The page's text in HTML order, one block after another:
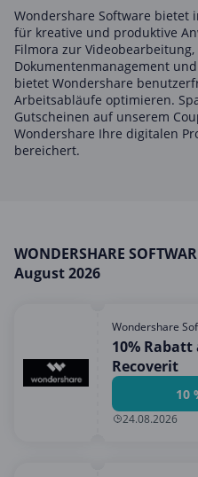
Foto, Druck & Büro
Gaming & Spielzeug
Garten, Haushalt & Tiere
Gesundheit & Beauty
Hotels & Unterkünfte
Mobilfunk & Internet
Sonstiges
Sport & Freizeit
Wondershare Software bietet
für kreative und produktive
Filmora zur
Dokumentenmanagement
bietet Wondershare
Arbeitsabläufe optimieren.
Gutscheinen auf unserem
Wondershare Ihre digitalen
bereichert.
WONDERSHARE
August 2026
Wondershare
10%
Recoverit
10
24.08.2026